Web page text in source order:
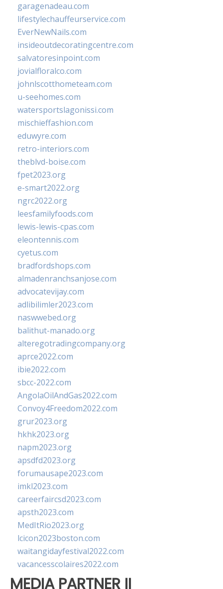
garagenadeau.com
lifestylechauffeurservice.com
EverNewNails.com
insideoutdecoratingcentre.com
salvatoresinpoint.com
jovialfloralco.com
johnlscotthometeam.com
u-seehomes.com
watersportslagonissi.com
mischieffashion.com
eduwyre.com
retro-interiors.com
theblvd-boise.com
fpet2023.org
e-smart2022.org
ngrc2022.org
leesfamilyfoods.com
lewis-lewis-cpas.com
eleontennis.com
cyetus.com
bradfordshops.com
almadenranchsanjose.com
advocatevijay.com
adlibilimler2023.com
naswwebed.org
balithut-manado.org
alteregotradingcompany.org
aprce2022.com
ibie2022.com
sbcc-2022.com
AngolaOilAndGas2022.com
Convoy4Freedom2022.com
grur2023.org
hkhk2023.org
napm2023.org
apsdfd2023.org
forumausape2023.com
imkl2023.com
careerfaircsd2023.com
apsth2023.com
MedItRio2023.org
lcicon2023boston.com
waitangidayfestival2022.com
vacancesscolaires2022.com
MEDIA PARTNER II